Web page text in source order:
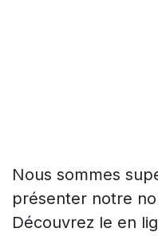
Nous sommes
présenter notre
Découvrez le en